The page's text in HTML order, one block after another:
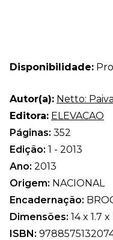
Disponibilidade:
Autor(a): Netto: Paiva
Editora: ELEVACAO
Páginas: 352
Edição: 1 - 2013
Ano: 2013
Origem: NACIONAL
Encadernação:
Dimensões: 14 x 1.7 x
ISBN: